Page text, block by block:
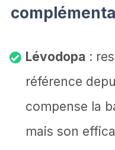
Lévodopa :
référence
compense la
mais son